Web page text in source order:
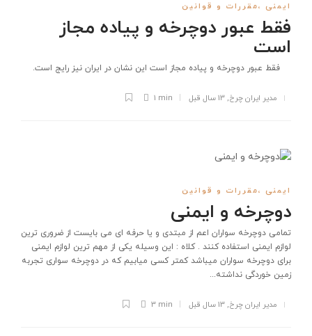
ایمنی ،مقررات و قوانین
فقط عبور دوچرخه و پیاده مجاز
است
فقط عبور دوچرخه و پیاده مجاز است این نشان در ایران نیز رایج است.
مدیر ایران چرخ, 13 سال قبل 1 min
ایمنی ،مقررات و قوانین
دوچرخه و ایمنی
تمامی دوچرخه سواران اعم از مبتدی و یا حرفه ای می بایست از ضروری ترین
لوازم ایمنی استفاده کنند . کلاه : این وسیله یکی از مهم ترین لوازم ایمنی
برای دوچرخه سواران میباشد کمتر کسی میابیم که در دوچرخه سواری تجربه
زمین خوردگی نداشته...
مدیر ایران چرخ, 13 سال قبل 3 min